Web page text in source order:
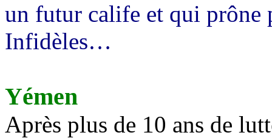
un futur calife et qui prône
Infidèles…
Yémen
Après plus de 10 ans de